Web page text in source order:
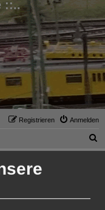
::..
Anmelden
Registrieren
u